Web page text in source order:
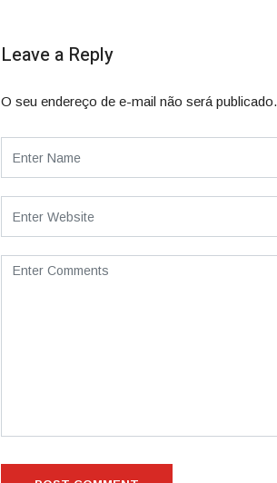
Leave a Reply
O seu endereço de e-mail não será publicado.